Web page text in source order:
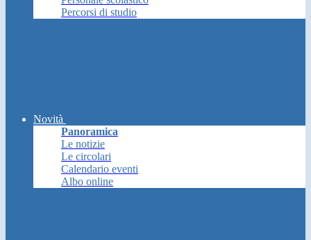
Percorsi di studio
Novità
Panoramica
Le notizie
Le circolari
Calendario eventi
Albo online